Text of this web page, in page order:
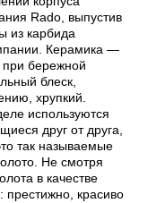
Rado, выпустив
из карбида
Керамика —
бережной
блеск,
хрупкий.
используются
друг от друга,
так называемые
Не смотря
в качестве
престижно, красиво